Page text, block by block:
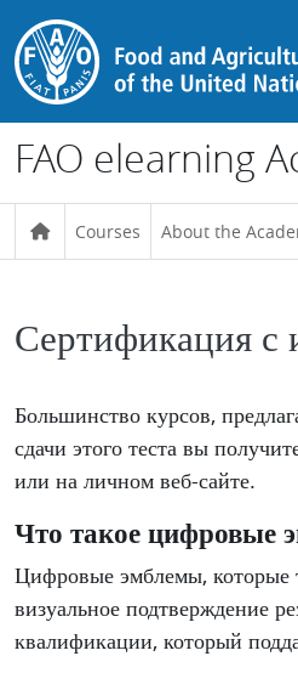
FAO elearning
Courses About the
Сертификация с
Большинство курсов,
сдачи этого теста вы
или на личном веб-сайте.
Что такое цифровые
Цифровые эмблемы, которые
визуальное подтверждение
квалификации, который